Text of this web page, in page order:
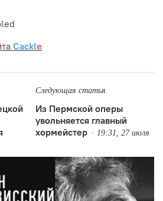
Cackle
Следующая статья
Из Пермской оперы
увольняется главный
хормейстер
19:31, 27 июля